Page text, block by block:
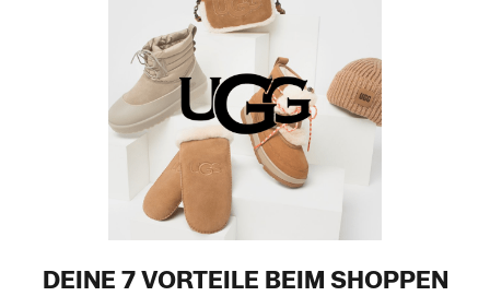
DEINE 7 VORTEILE BEIM SHOPPEN